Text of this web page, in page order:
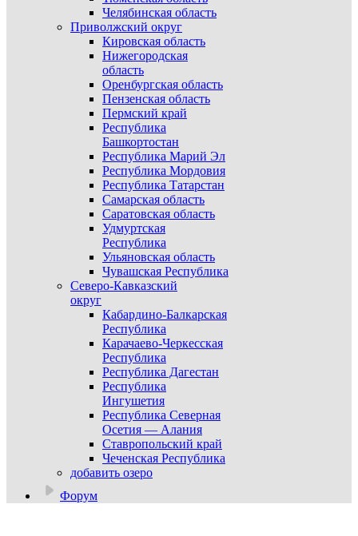
Челябинская область
Приволжский округ
Кировская область
Нижегородская
область
Оренбургская область
Пензенская область
Пермский край
Республика
Башкортостан
Республика Марий Эл
Республика Мордовия
Республика Татарстан
Самарская область
Саратовская область
Удмуртская
Республика
Ульяновская область
Чувашская Республика
Северо-Кавказский
округ
Кабардино-Балкарская
Республика
Карачаево-Черкесская
Республика
Республика Дагестан
Республика
Ингушетия
Республика Северная
Осетия — Алания
Ставропольский край
Чеченская Республика
добавить озеро
Форум